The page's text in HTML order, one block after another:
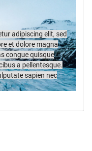
adipiscing elit, sed
et dolore magna
congue quisque
a pellentesque.
sapien nec